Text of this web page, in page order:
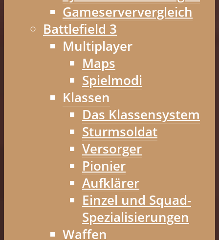
Gameserververgleich
Battlefield 3
Multiplayer
Maps
Spielmodi
Klassen
Das Klassensystem
Sturmsoldat
Versorger
Pionier
Aufklärer
Einzel und Squad-
Spezialisierungen
Waffen